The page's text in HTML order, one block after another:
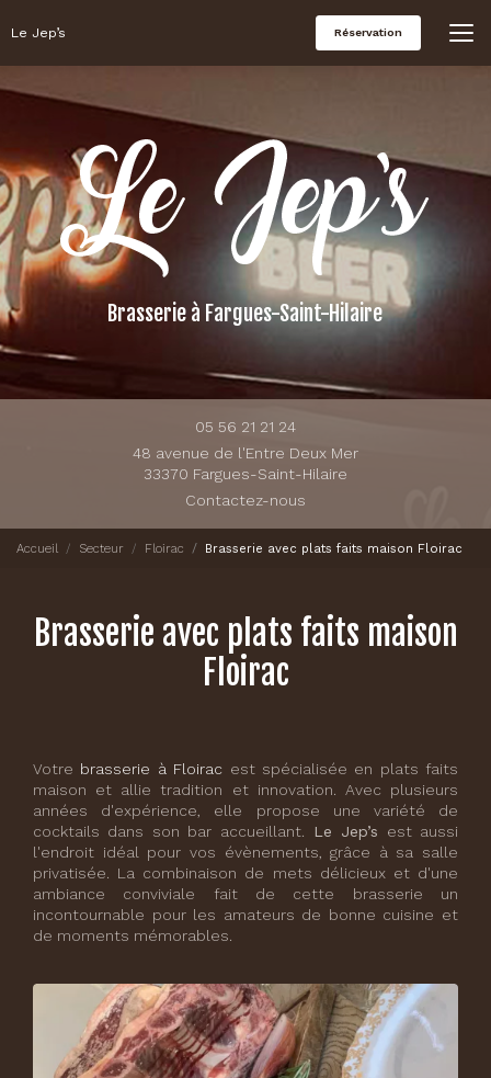
auLe Jep’s Réservation
Brasserie à Fargues-Saint-Hilaire
05 56 21 21 24
48 avenue de l'Entre Deux Mer
33370 Fargues-Saint-Hilaire
Contactez-nous
Accueil Secteur Floirac Brasserie avec plats faits maison Floirac
Brasserie avec plats faits maison
Floirac
Votre brasserie à Floirac est spécialisée en plats faits
maison et allie tradition et innovation. Avec plusieurs
années d'expérience, elle propose une variété de
cocktails dans son bar accueillant.
Le Jep’s est aussi
l'endroit idéal pour vos évènements, grâce à sa salle
privatisée. La combinaison de mets délicieux et d'une
ambiance conviviale fait de cette brasserie un
incontournable pour les amateurs de bonne cuisine et
de moments mémorables.